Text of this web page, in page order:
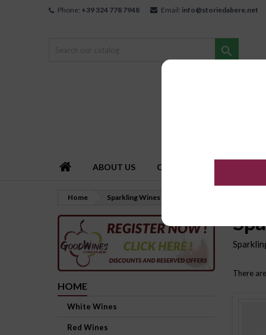
Phone: +39 324 778 7948 Email: info@storiedabere.net

ABOUT US CONTACT US
Home Sparkling Wines
HOME
White Wines
Red Wines
There